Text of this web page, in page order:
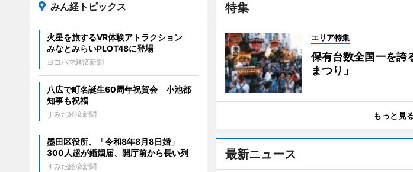
特集
エリア特集
保有台数全国一を誇
まつり」
もっと見
最新ニュース
みん経トピックス
火星を旅するVR体験アトラクション
みなとみらいPLOT48に登場
ヨコハマ経済新聞
八広で町名誕生60周年祝賀会 小池都
知事も祝福
すみだ経済新聞
墨田区役所、「令和8年8月8日婚」
300人超が婚姻届、開庁前から長い列
すみだ経済新聞